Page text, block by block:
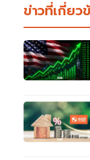
ข่าวที่เกี่ยว